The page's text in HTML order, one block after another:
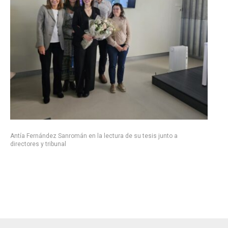
Antía Fernández Sanromán en la lectura de su tesis junto a
directores y tribunal